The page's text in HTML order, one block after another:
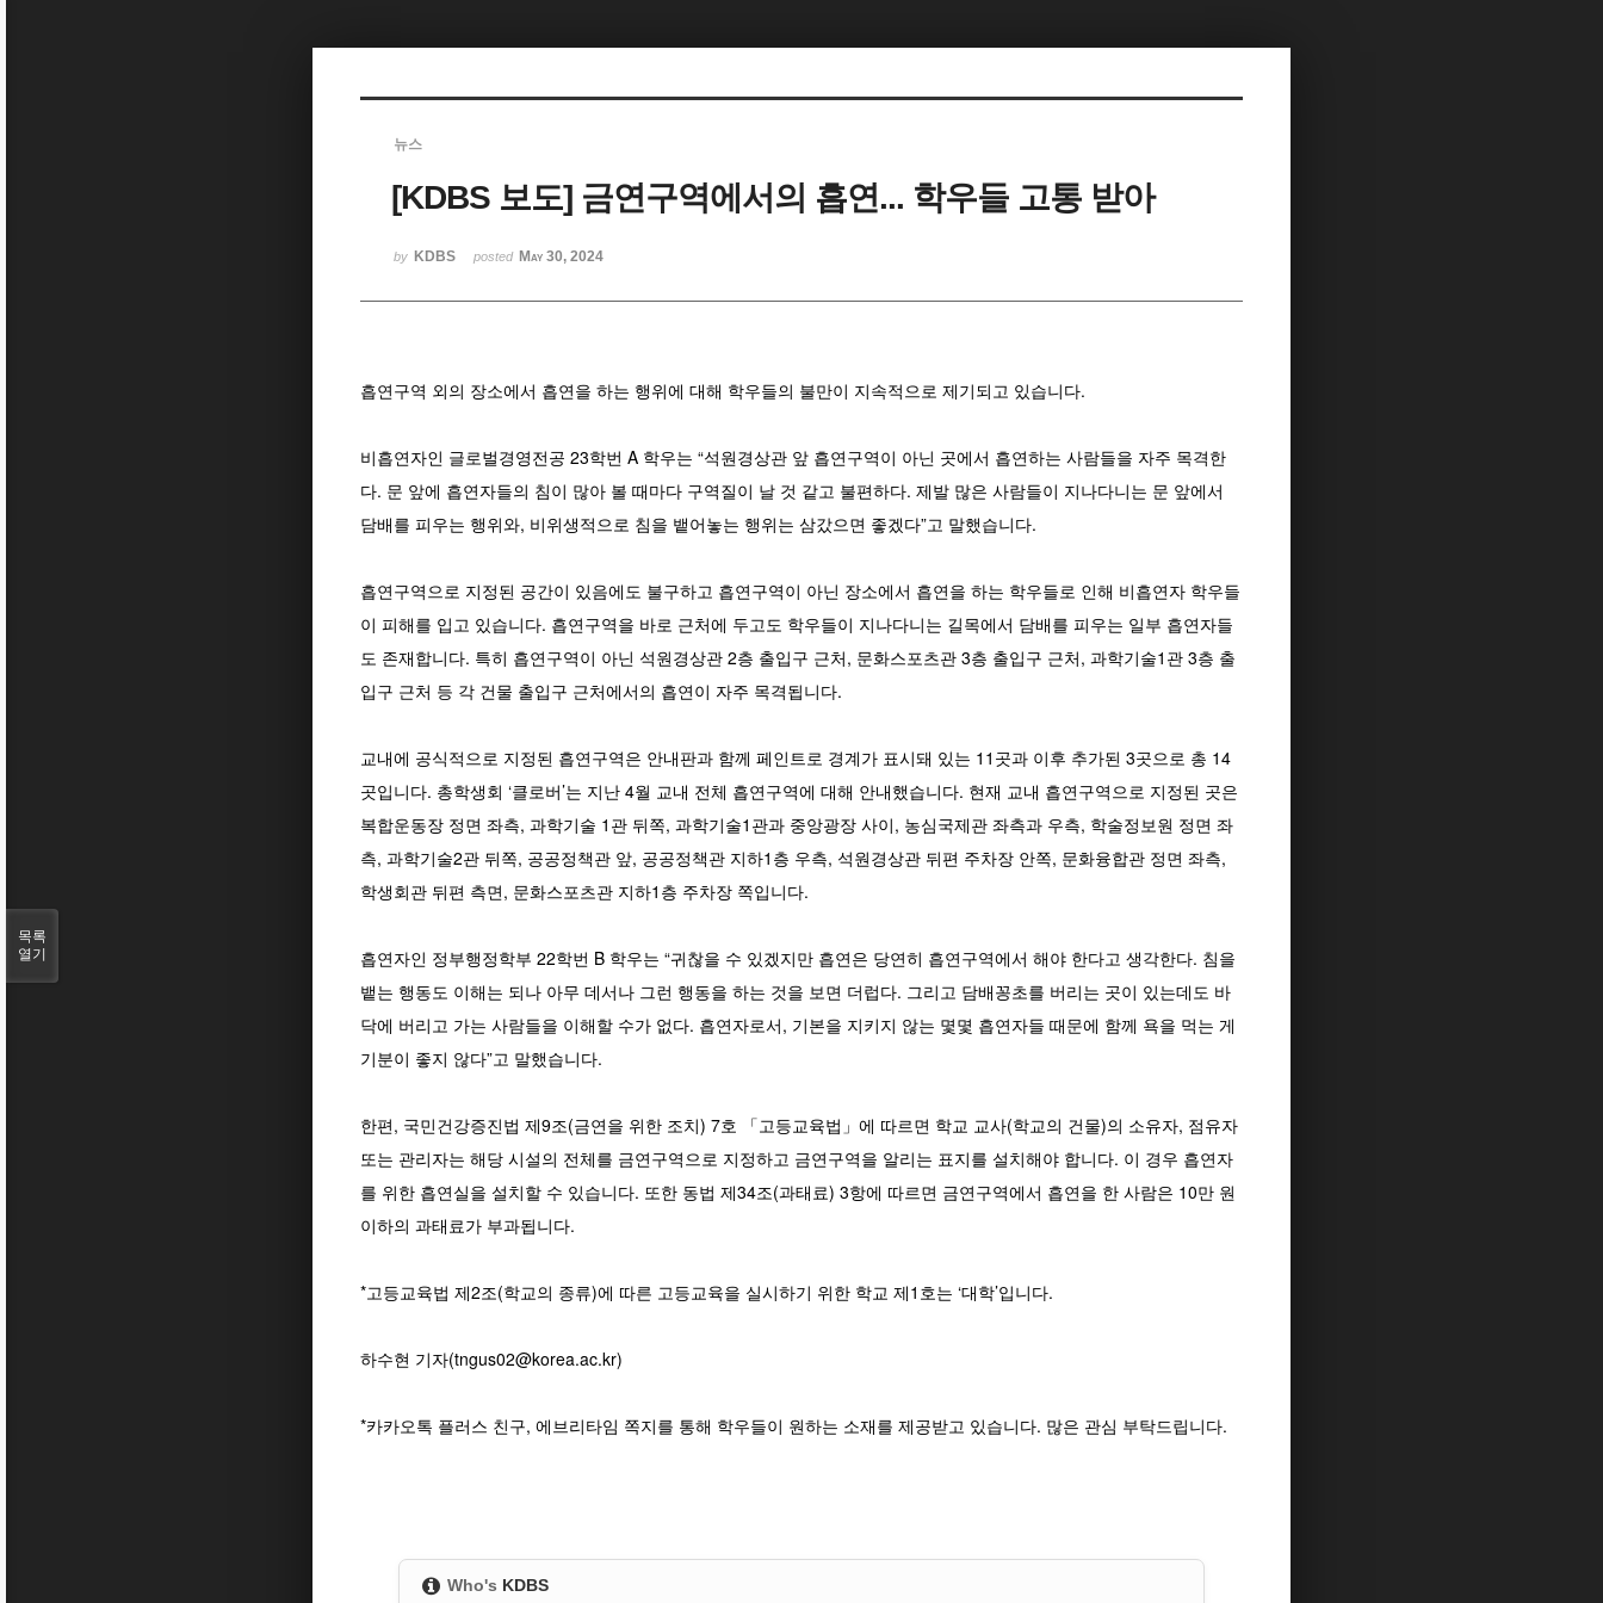
뉴스
[KDBS 보도] 금연구역에서의 흡연... 학우들 고통 받아
by KDBS posted May 30, 2024
흡연구역 외의 장소에서 흡연을 하는 행위에 대해 학우들의 불만이 지속적으로 제기되고 있습니다.
비흡연자인 글로벌경영전공 23학번 A 학우는 “석원경상관 앞 흡연구역이 아닌 곳에서 흡연하는 사람들을 자주 목격한
다. 문 앞에 흡연자들의 침이 많아 볼 때마다 구역질이 날 것 같고 불편하다. 제발 많은 사람들이 지나다니는 문 앞에서
담배를 피우는 행위와, 비위생적으로 침을 뱉어놓는 행위는 삼갔으면 좋겠다”고 말했습니다.
흡연구역으로 지정된 공간이 있음에도 불구하고 흡연구역이 아닌 장소에서 흡연을 하는 학우들로 인해 비흡연자 학우들
이 피해를 입고 있습니다. 흡연구역을 바로 근처에 두고도 학우들이 지나다니는 길목에서 담배를 피우는 일부 흡연자들
도 존재합니다. 특히 흡연구역이 아닌 석원경상관 2층 출입구 근처, 문화스포츠관 3층 출입구 근처, 과학기술1관 3층 출
입구 근처 등 각 건물 출입구 근처에서의 흡연이 자주 목격됩니다.
교내에 공식적으로 지정된 흡연구역은 안내판과 함께 페인트로 경계가 표시돼 있는 11곳과 이후 추가된 3곳으로 총 14
곳입니다. 총학생회 ‘클로버’는 지난 4월 교내 전체 흡연구역에 대해 안내했습니다. 현재 교내 흡연구역으로 지정된 곳은
복합운동장 정면 좌측, 과학기술 1관 뒤쪽, 과학기술1관과 중앙광장 사이, 농심국제관 좌측과 우측, 학술정보원 정면 좌
측, 과학기술2관 뒤쪽, 공공정책관 앞, 공공정책관 지하1층 우측, 석원경상관 뒤편 주차장 안쪽, 문화융합관 정면 좌측,
학생회관 뒤편 측면, 문화스포츠관 지하1층 주차장 쪽입니다.
흡연자인 정부행정학부 22학번 B 학우는 “귀찮을 수 있겠지만 흡연은 당연히 흡연구역에서 해야 한다고 생각한다. 침을
뱉는 행동도 이해는 되나 아무 데서나 그런 행동을 하는 것을 보면 더럽다. 그리고 담배꽁초를 버리는 곳이 있는데도 바
닥에 버리고 가는 사람들을 이해할 수가 없다. 흡연자로서, 기본을 지키지 않는 몇몇 흡연자들 때문에 함께 욕을 먹는 게
기분이 좋지 않다”고 말했습니다.
한편, 국민건강증진법 제9조(금연을 위한 조치) 7호 「고등교육법」에 따르면 학교 교사(학교의 건물)의 소유자, 점유자
또는 관리자는 해당 시설의 전체를 금연구역으로 지정하고 금연구역을 알리는 표지를 설치해야 합니다. 이 경우 흡연자
를 위한 흡연실을 설치할 수 있습니다. 또한 동법 제34조(과태료) 3항에 따르면 금연구역에서 흡연을 한 사람은 10만 원
이하의 과태료가 부과됩니다.
*고등교육법 제2조(학교의 종류)에 따른 고등교육을 실시하기 위한 학교 제1호는 ‘대학’입니다.
하수현 기자(tngus02@korea.ac.kr)
*카카오톡 플러스 친구, 에브리타임 쪽지를 통해 학우들이 원하는 소재를 제공받고 있습니다. 많은 관심 부탁드립니다.
Who's KDBS
목록
열기
Sketchbook5, 스케치북5
Sketchbook5, 스케치북5